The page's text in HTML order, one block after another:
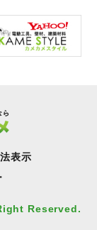
表示
Reserved.